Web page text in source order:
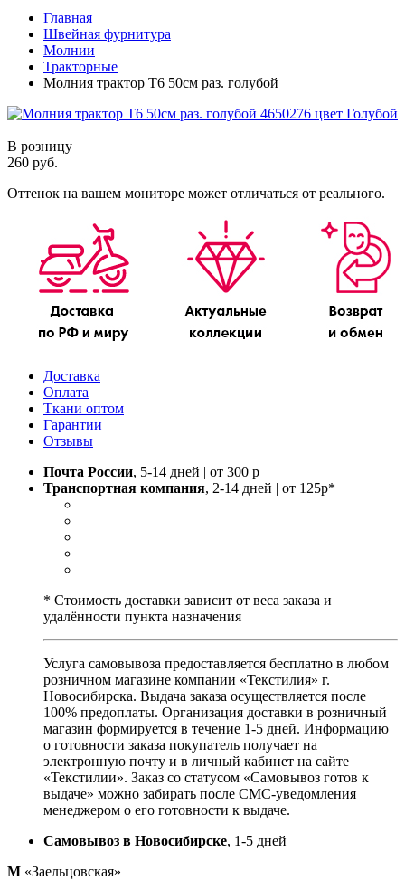
Главная
Швейная фурнитура
Молнии
Тракторные
Молния трактор Т6 50см раз. голубой
В розницу
260 руб.
Оттенок на вашем мониторе может отличаться от реального.
Доставка
Оплата
Ткани оптом
Гарантии
Отзывы
Почта России, 5-14 дней | от 300 р
Транспортная компания, 2-14 дней | от 125р*
* Стоимость доставки зависит от веса заказа и
удалённости пункта назначения
Услуга самовывоза предоставляется бесплатно в любом
розничном магазине компании «Текстилия» г.
Новосибирска. Выдача заказа осуществляется после
100% предоплаты. Организация доставки в розничный
магазин формируется в течение 1-5 дней. Информацию
о готовности заказа покупатель получает на
электронную почту и в личный кабинет на сайте
«Текстилии». Заказ со статусом «Самовывоз готов к
выдаче» можно забирать после СМС-уведомления
менеджером о его готовности к выдаче.
Самовывоз в Новосибирске, 1-5 дней
М «Заельцовская»